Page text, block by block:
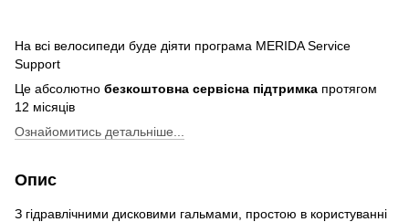
На всі велосипеди буде діяти програма MERIDA Service
Support
Це абсолютно безкоштовна сервісна підтримка протягом
12 місяців
Ознайомитись детальніше...
Опис
З гідравлічними дисковими гальмами, простою в користуванні